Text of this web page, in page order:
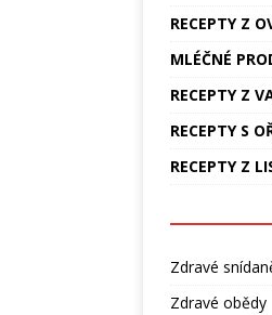
RECEPTY Z
MLÉČNÉ
RECEPTY Z
RECEPTY S
RECEPTY Z
Zdravé
Zdravé obědy